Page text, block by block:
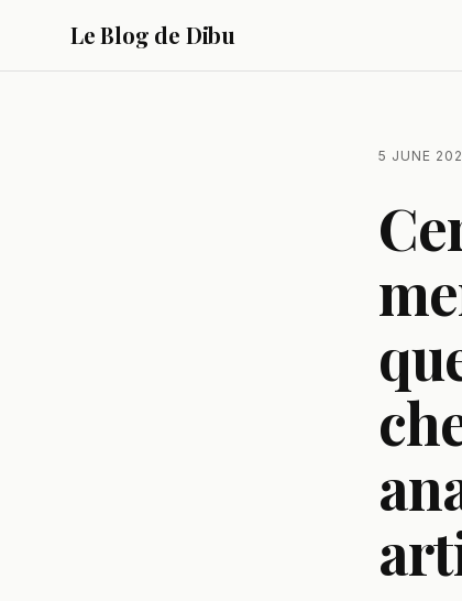
Le Blog de Dibu
5 JUNE